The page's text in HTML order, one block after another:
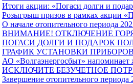
Итоги акции: «Погаси долги и
Розыгрыш призов в рамках акции
О начале отопительного периода
ВНИМАНИЕ! ОТКЛЮЧЕНИЕ
ПОГАСИ ДОЛГИ И ПОДАРОК
ГРАФИК УСТАНОВКИ
АО «Волгаэнергосбыт» напоминает
ИСКЛЮЧИТЕ БЕЗУЧЕТНОЕ
Завершение отопительного периода